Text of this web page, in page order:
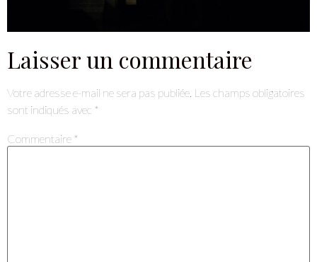
Laisser un commentaire
Votre adresse e-mail ne sera pas publiée. Les champs obligatoires
sont indiqués avec *
Commentaire *